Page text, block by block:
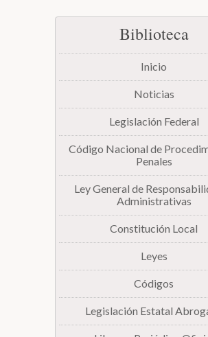
Junta de Coordinación
Comisiones
Biblioteca
Secretarías
Transparencia
Biblioteca
Inicio
Noticias
Legislación Federal
Código Nacional de
Penales
Ley General de
Administrativas
Constitución Local
Leyes
Códigos
Legislación Estatal